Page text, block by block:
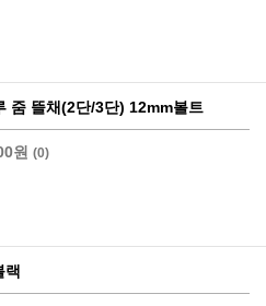
줌 뜰채(2단/3단) 12mm볼트
원 (0)
랙